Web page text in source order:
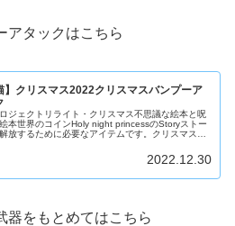
アタックはこちら
】クリスマス2022クリスマスバンプーア
ジェクトリライト・クリスマス不思議な絵本と呪
本世界のコインHoly night princessのStoryストー
放するために必要なアイテムです。クリスマスバ
。虹色の竹を狩ると高いスコアが出るようです。
2022.12.30
器をもとめてはこちら